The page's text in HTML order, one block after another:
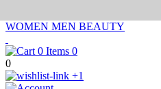
WOMEN MEN BEAUTY
0
0
+1